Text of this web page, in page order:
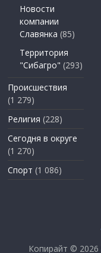
Новости
компании
Славянка (85)
Территория
"Сибагро" (293)
Происшествия
(1 279)
Религия (228)
Сегодня в округе
(1 270)
Спорт (1 086)
Копирайт © 2026